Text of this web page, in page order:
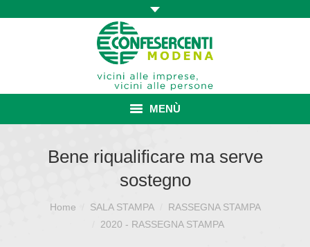
MENÙ
ASSOCIAZIONE
ISCRIZIONE E VANTAGGI
Bene riqualificare ma serve
sostegno
Sei qui:Home SALA STAMPA
RASSEGNA STAMPA
2020 - RASSEGNA STAMPA